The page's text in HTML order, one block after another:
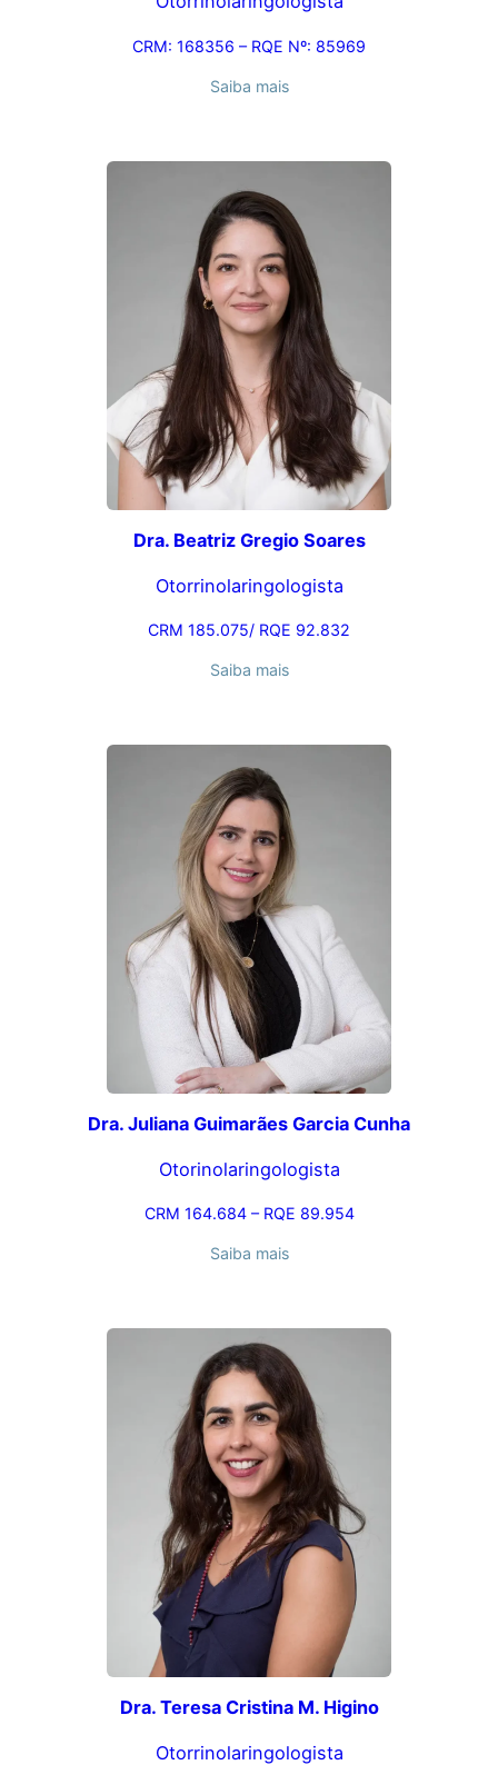
CRM: 168356 – RQE Nº: 85969
Saiba mais
Dra. Beatriz Gregio Soares
Otorrinolaringologista
CRM 185.075/ RQE 92.832
Saiba mais
Dra. Juliana Guimarães Garcia Cunha
Otorinolaringologista
CRM 164.684 – RQE 89.954
Saiba mais
Dra. Teresa Cristina M. Higino
Otorrinolaringologista